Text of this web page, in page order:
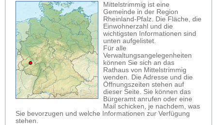
Mittelstrimmig ist eine
Gemeinde in der Region
Rheinland-Pfalz. Die Fläche, die
Einwohnerzahl und die
wichtigsten Informationen sind
unten aufgelistet.
Für alle
Verwaltungsangelegenheiten
können Sie sich an das
Rathaus von Mittelstrimmig
wenden. Die Adresse und die
Öffnungszeiten stehen auf
dieser Seite. Sie können das
Bürgeramt anrufen oder eine
Mail schicken, je nachdem, was
Sie bevorzugen und welche Informationen zur Verfügung
stehen.